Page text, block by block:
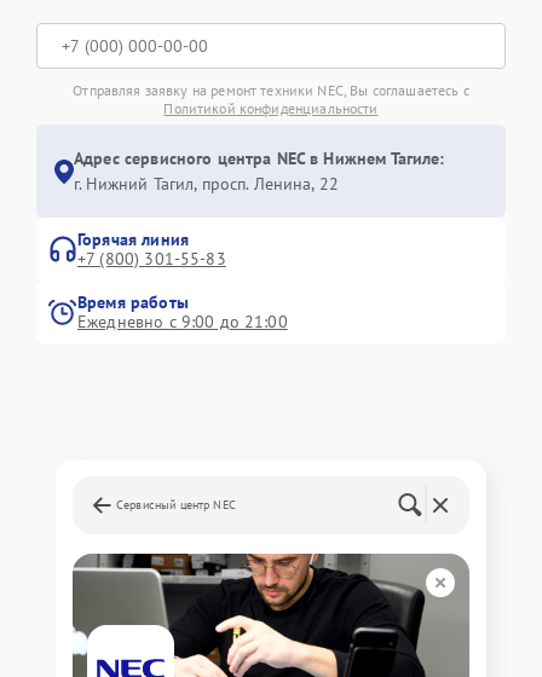
Отправляя заявку на ремонт техники NEC, Вы соглашаетесь с
Политикой конфиденциальности
Адрес сервисного центра NEC в Нижнем Тагиле:
г. Нижний Тагил, просп. Ленина, 22
Горячая линия
+7 (800) 301-55-83
Время работы
Ежедневно с 9:00 до 21:00
Сервисный центр NEC